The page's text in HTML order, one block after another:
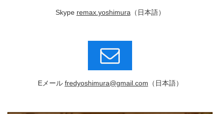
Skype remax.yoshimura （日本語）
Eメール fredyoshimura@gmail.com （日本語）